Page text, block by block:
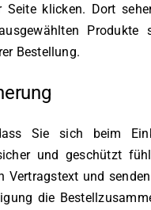
Seite klicken. Dort
Produkte
Bestellung.
Sie sich beim
und geschützt
Vertragstext und
die